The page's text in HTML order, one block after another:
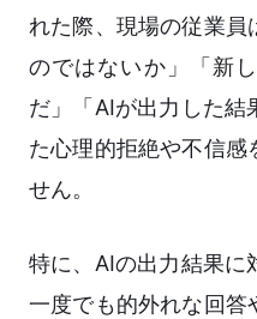
れた際、現場の従業員
のではないか」「新
だ」「AIが出力した結
た心理的拒絶や不信感
せん。
特に、AIの出力結果に
一度でも的外れな回答